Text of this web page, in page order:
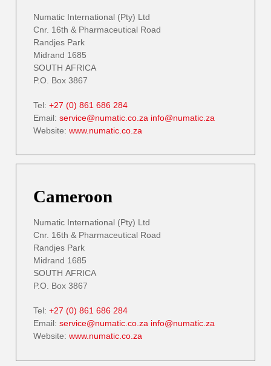
Numatic International (Pty) Ltd
Cnr. 16th & Pharmaceutical Road
Randjes Park
Midrand 1685
SOUTH AFRICA
P.O. Box 3867
Tel: +27 (0) 861 686 284
Email: service@numatic.co.za info@numatic.za
Website: www.numatic.co.za
Cameroon
Numatic International (Pty) Ltd
Cnr. 16th & Pharmaceutical Road
Randjes Park
Midrand 1685
SOUTH AFRICA
P.O. Box 3867
Tel: +27 (0) 861 686 284
Email: service@numatic.co.za info@numatic.za
Website: www.numatic.co.za